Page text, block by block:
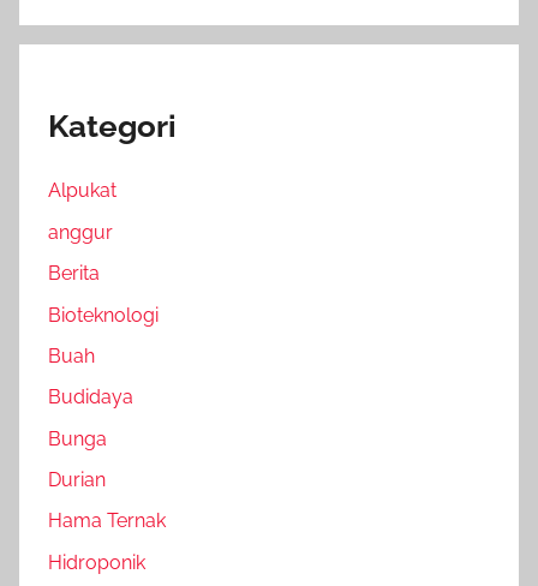
Kategori
Alpukat
anggur
Berita
Bioteknologi
Buah
Budidaya
Bunga
Durian
Hama Ternak
Hidroponik